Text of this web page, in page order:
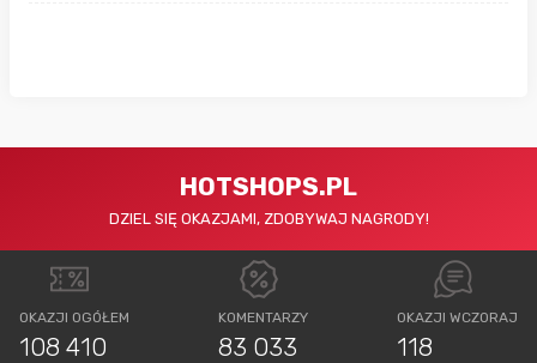
HOTSHOPS.PL
DZIEL SIĘ OKAZJAMI, ZDOBYWAJ NAGRODY!
OKAZJI OGÓŁEM
108 410
KOMENTARZY
83 033
OKAZJI WCZORAJ
118